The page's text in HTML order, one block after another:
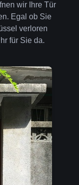
wir Ihre Tür
Egal ob Sie
verloren
für Sie da.